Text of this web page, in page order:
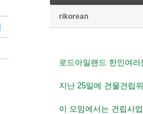
rikorean
로드아일랜드 한인여러
지난 25일에 건물건립
이 모임에서는 건립사